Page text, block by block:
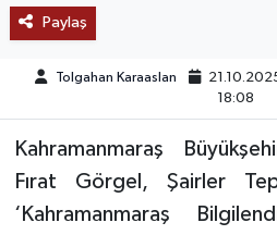
Paylaş
Tolgahan Karaaslan
18:08
Kahramanmaraş
Fırat Görgel, Şairler
‘Kahramanmaraş
TREND
OTOMOTİV
TEKNOLOJİ